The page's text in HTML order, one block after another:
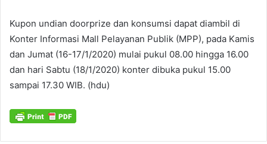
Kupon undian doorprize dan konsumsi dapat diambil di
Konter Informasi Mall Pelayanan Publik (MPP), pada Kamis
dan Jumat (16-17/1/2020) mulai pukul 08.00 hingga 16.00
dan hari Sabtu (18/1/2020) konter dibuka pukul 15.00
sampai 17.30 WIB. (hdu)